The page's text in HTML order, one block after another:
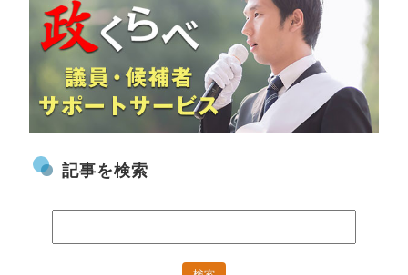
記事を検索